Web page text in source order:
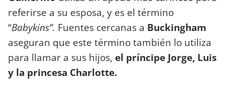
referirse a su esposa, y es el término
“Babykins”. Fuentes cercanas a Buckingham
aseguran que este término también lo utiliza
para llamar a sus hijos, el príncipe Jorge, Luis
y la princesa Charlotte.